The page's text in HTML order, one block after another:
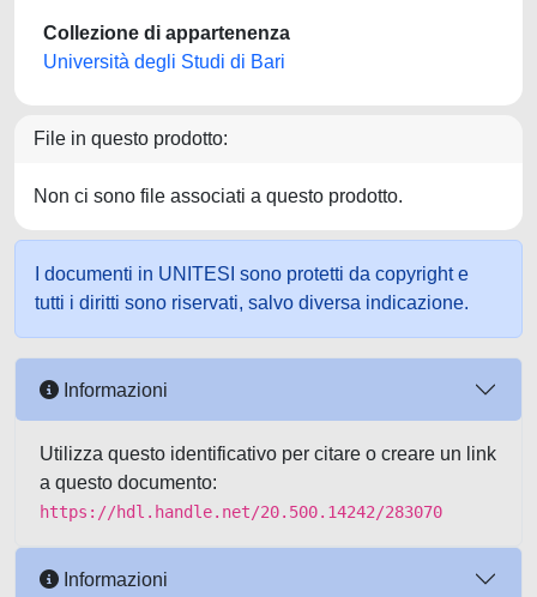
Collezione di appartenenza
Università degli Studi di Bari
File in questo prodotto:
Non ci sono file associati a questo prodotto.
I documenti in UNITESI sono protetti da copyright e
tutti i diritti sono riservati, salvo diversa indicazione.
Informazioni
Utilizza questo identificativo per citare o creare un link
a questo documento:
https://hdl.handle.net/20.500.14242/283070
Informazioni